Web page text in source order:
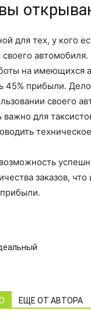
для тех, у кого
на имеющихся
45% прибыли.
своего
важно для
заказов,
ЕЩЕ ОТ АВТОРА